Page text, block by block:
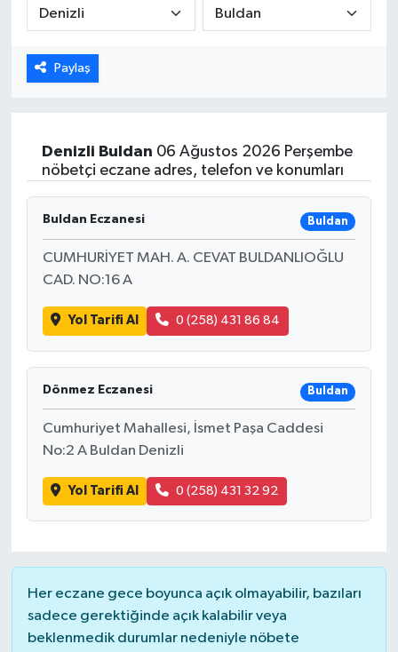
Paylaş
Denizli Buldan 06 Ağustos 2026 Perşembe
nöbetçi eczane adres, telefon ve konumları
Buldan Eczanesi Buldan
CUMHURİYET MAH. A. CEVAT BULDANLIOĞLU
CAD. NO:16 A
Yol Tarifi Al 0 (258) 431 86 84
Dönmez Eczanesi Buldan
Cumhuriyet Mahallesi, İsmet Paşa Caddesi
No:2 A Buldan Denizli
Yol Tarifi Al 0 (258) 431 32 92
Her eczane gece boyunca açık olmayabilir, bazıları
sadece gerektiğinde açık kalabilir veya
beklenmedik durumlar nedeniyle nöbete
ÖZEL HABER
DTO